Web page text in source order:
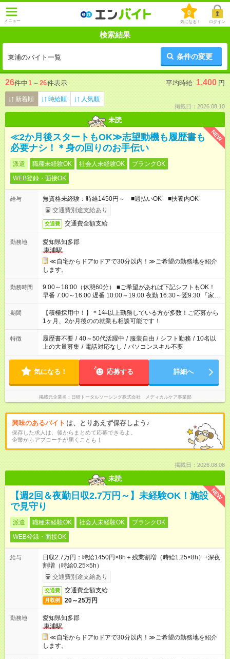
メニュー
0
気になる！ ログイン
検索結果
東浦のバイト一覧 条件の変更
26件中1 ～ 26件表示 平均時給: 1,400 円
新着順 時給順 人気順
掲載日：2026.08.10
未読
NEW
≪2か月後スタートもOK≫志望動機も履歴書も
必要ナシ！＊身の回りのお手伝い
派遣 職種未経験OK 社会人未経験OK
ブランクOK
WEB登録・面接OK
給与
無資格未経験：時給1450円～ ■週払いOK ■扶養内OK
交通費別途支給あり
交通費 交通費全額支給
勤務地
愛知県知多郡
東浦駅
≪自宅からドアtoドアで30分以内！≫ご希望の勤務地を紹介
します。
勤務時間
9:00～18:00（休憩60分） ■ご希望があれば下記シフトもOK！
早番 7:00～16:00 遅番 10:00～19:00 夜勤 16:30～翌9:30 「家族
と休みを合わせたい」 「余裕を持って夕飯の準備がしたい」
「できれば残業はしたくない」 など、ご希望を教えてください
ね。 ※Wワーク希望の方へ 今ご覧のお仕事で希望する勤務時間
と、もう1つのお仕事の勤務時間が 合計で週40時間を超える場
合は応募できません。
期間
【積極採用中！】＊1年以上勤務している方が多数！ご応募から
1ヶ月、2か月後のの就業も相談可能です！
特徴 履歴書不要 / 40～50代活躍中 / 服装自由 / シフト勤務 / 10名以
上の大量募集 / 電話対応なし / パソコンスキル不要
気になる！ 応募する 詳細へ
掲載元企業名 日研トータルソーシング株式会社 メディカルケア事業部
興味のあるバイト は、とりあえず保存しよう♪
保存した求人は、後からまとめて応募できるよ。
企業からアプローチが届くことも！
掲載日：2026.08.08
未読
NEW
【週2回＆夜勤日収2.7万円～】未経験OK！施設
で見守り
派遣 職種未経験OK 社会人未経験OK
ブランクOK
WEB登録・面接OK
給与
日収2.7万円：時給1450円×8h＋残業割増（時給1.25×8h）+深夜
割増（時給0.25×5h）
交通費別途支給あり
交通費 交通費全額支給
月収例 20～25万円
勤務地
愛知県知多郡
東浦駅
≪自宅からドアtoドアで30分以内！≫ご希望の勤務地を紹介
します。